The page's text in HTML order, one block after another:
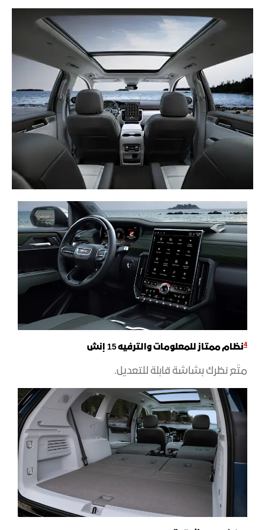
4نظام ممتاز للمعلومات والترفيه 15 إنش
متّع نظرك بشاشة قابلة للتعديل.